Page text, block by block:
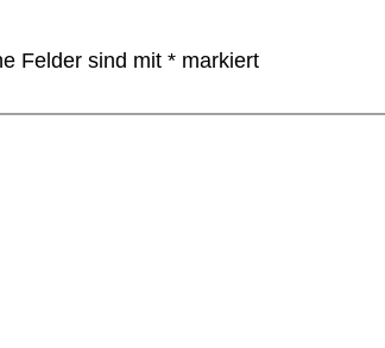
Felder sind mit * markiert